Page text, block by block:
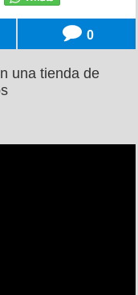
0
una tienda de